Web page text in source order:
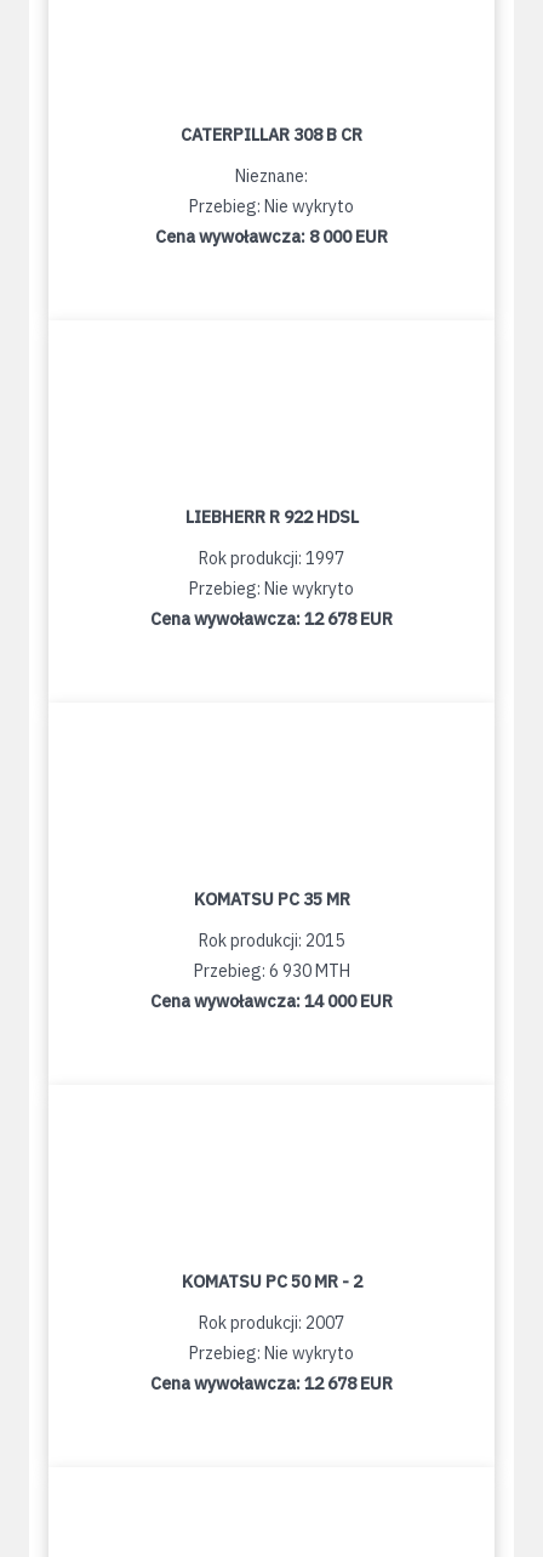
CATERPILLAR 308 B CR
Nieznane:
Przebieg: Nie wykryto
Cena wywoławcza: 8 000 EUR
LIEBHERR R 922 HDSL
Rok produkcji: 1997
Przebieg: Nie wykryto
Cena wywoławcza:12 678 EUR
KOMATSU PC 35 MR
Rok produkcji: 2015
Przebieg: 6 930 MTH
Cena wywoławcza:14 000 EUR
KOMATSU PC 50 MR - 2
Rok produkcji: 2007
Przebieg: Nie wykryto
Cena wywoławcza:12 678 EUR